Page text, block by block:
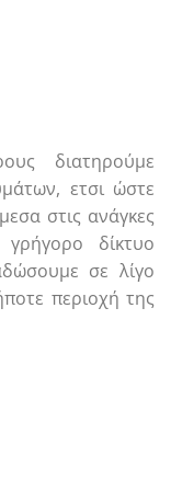
διατηρούμε
ετσι ώστε
στις ανάγκες
δίκτυο
σε λίγο
περιοχή της